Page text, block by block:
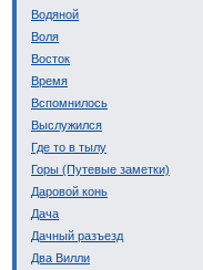
Водяной
Воля
Восток
Время
Вспомнилось
Выслужился
Где то в тылу
Горы (Путевые заметки)
Даровой конь
Дача
Дачный разъезд
Два Вилли